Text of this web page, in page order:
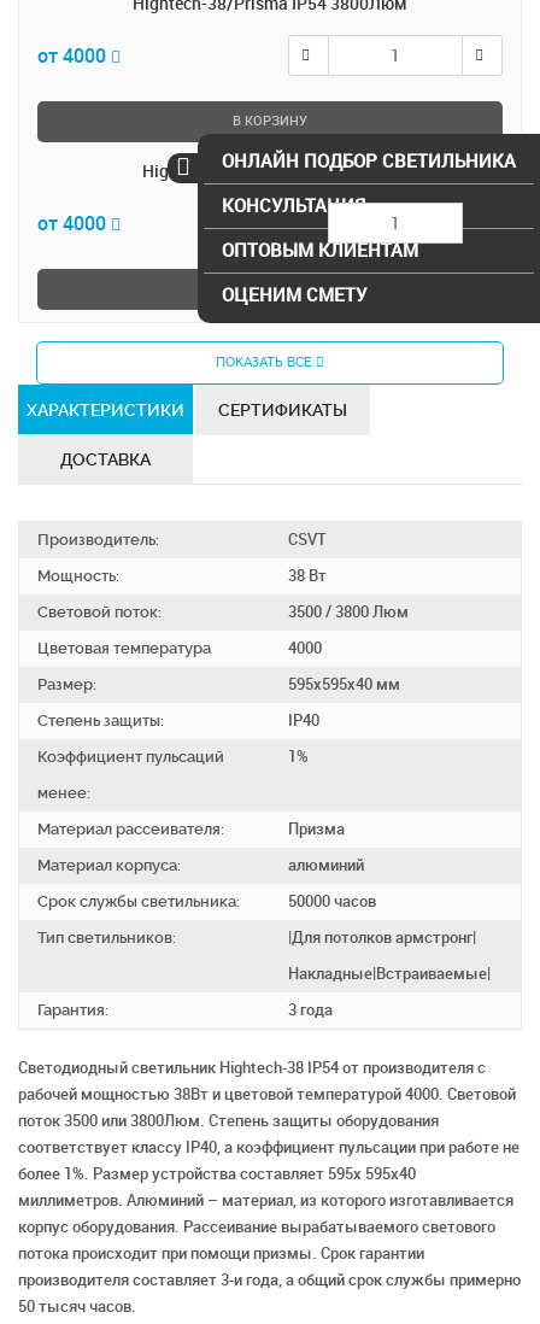
Hightech-38/Prisma IP54 3800Люм
от 4000
В КОРЗИНУ
Hightech-38/Opal IP54 3500Люм
от 4000
В КОРЗИНУ
ПОКАЗАТЬ ВСЕ
ХАРАКТЕРИСТИКИ СЕРТИФИКАТЫ
ДОСТАВКА
Производитель:
CSVT
Мощность:
38 Вт
Световой поток:
3500 / 3800 Люм
Цветовая температура
4000
Размер:
595х595х40 мм
Степень защиты:
IP40
Коэффициент пульсаций
менее:
1%
Материал рассеивателя:
Призма
Материал корпуса:
алюминий
Срок службы светильника:
50000 часов
Тип светильников:
|Для потолков армстронг|
Накладные|Встраиваемые|
Гарантия:
3 года
Светодиодный светильник Hightech-38 IP54 от производителя с
рабочей мощностью 38Вт и цветовой температурой 4000. Световой
поток 3500 или 3800Люм. Степень защиты оборудования
соответствует классу IP40, а коэффициент пульсации при работе не
более 1%. Размер устройства составляет 595х 595х40
миллиметров. Алюминий – материал, из которого изготавливается
корпус оборудования. Рассеивание вырабатываемого светового
потока происходит при помощи призмы. Срок гарантии
производителя составляет 3-и года, а общий срок службы примерно
50 тысяч часов.
ОНЛАЙН ПОДБОР СВЕТИЛЬНИКА
КОНСУЛЬТАЦИЯ
ОПТОВЫМ КЛИЕНТАМ
ОЦЕНИМ СМЕТУ